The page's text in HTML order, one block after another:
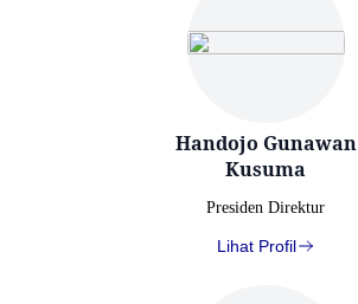
Handojo Gunawan
Kusuma
Presiden Direktur
Lihat Profil